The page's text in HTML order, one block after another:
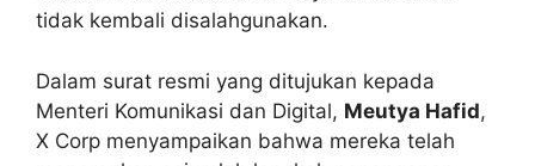
tidak kembali disalahgunakan.
Dalam surat resmi yang ditujukan kepada
Menteri Komunikasi dan Digital, Meutya Hafid,
X Corp menyampaikan bahwa mereka telah